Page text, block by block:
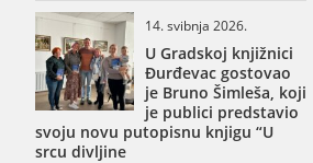
14. svibnja 2026.
U Gradskoj knjižnici
Đurđevac gostovao
je Bruno Šimleša, koji
je publici predstavio
svoju novu putopisnu knjigu “U
srcu divljine